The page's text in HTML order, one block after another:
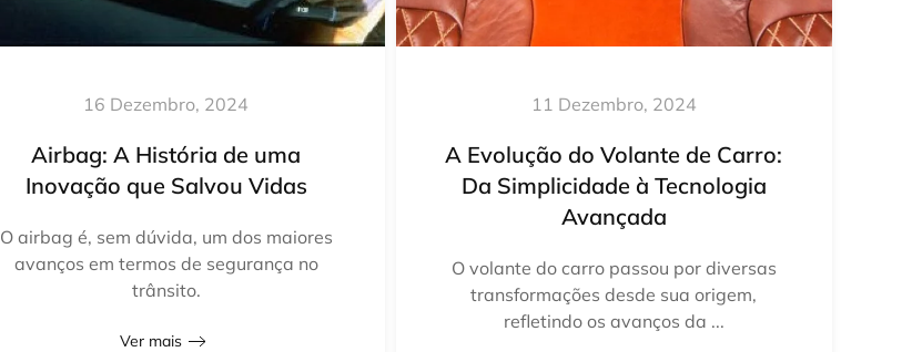
16 Dezembro, 2024
Airbag: A História de uma
Inovação que Salvou Vidas
O airbag é, sem dúvida, um dos maiores
avanços em termos de segurança no
trânsito.
Ver mais
11 Dezembro, 2024
A Evolução do Volante de Carro:
Da Simplicidade à Tecnologia
Avançada
O volante do carro passou por diversas
transformações desde sua origem,
refletindo os avanços da ...